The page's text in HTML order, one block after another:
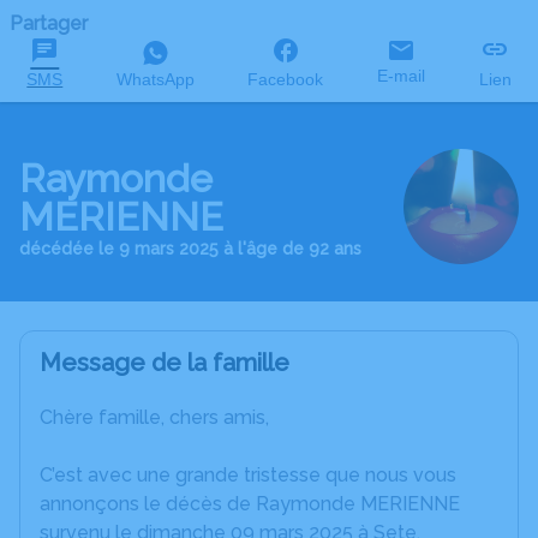
Partager
SMS WhatsApp Facebook E-mail Lien
Raymonde
MERIENNE
décédée le 9 mars 2025 à l'âge de 92 ans
Message de la famille
Chère famille, chers amis,
C’est avec une grande tristesse que nous vous
annonçons le décès de Raymonde MERIENNE
survenu le dimanche 09 mars 2025 à Sete.